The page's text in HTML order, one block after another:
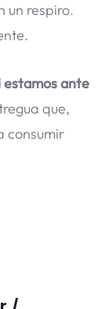
un respiro.
estamos ante
que,
consumir